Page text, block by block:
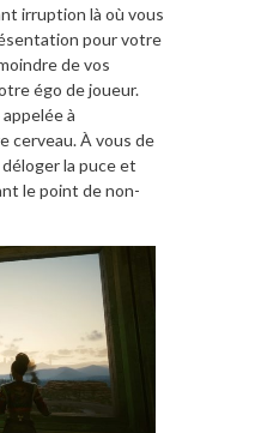
irruption là où vous
pour votre
de vos
égo de joueur.
à
cerveau. À vous de
la puce et
le point de non-